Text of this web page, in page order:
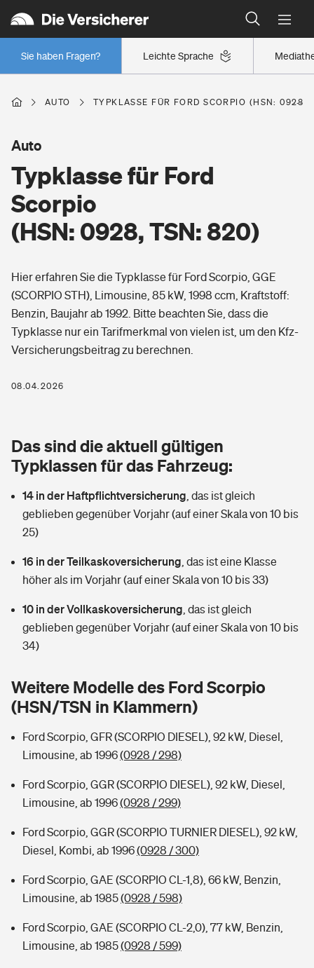
Leichte Sprache
Sie haben Fragen?
Wer versichert was: Jetzt Versicherer finden
Regionalklassen: So ist Ihre Region eingestuft
Wer versichert was: Jetzt Versicherer finden
Berufsunfähigkeitsversicherung
Erwerbsunfähigkeitsversicherung
Arbeitsrechtsschutz
Berufshaftpflichtversicherung
Rentenrechner: Wie viel Geld bekomme ich im Alter?
Wer versichert was: Jetzt Versicherer finden
Sie haben Fragen?
Wohnen
Wohngebäudeversicherung
Hausratversicherung
Elementarversicherung
Photovoltaik
Wärmepumpen versichern
Vermieterrrechtsschutz
Mietkautionsversicherung
Restkreditversicherung
Zur Übersicht
Tools
Wer versichert was: Jetzt Versicherer finden
Sie haben Fragen?
Pri­vate Haft­pflicht­
Rechts­schutz­ver­si­che­rung
Kinderunfall­ver­si­che­rung
Reiseversicherung
Handyversicherung
Musikinstrumentenversicherung
Zur Übersicht
Tools
Kinderunfall-Check: Mehr Sicherheit für deine Kids
Sie haben Fragen?
Gesundheit
Private Krankenversicherung
Tierkrankenversicherung
Zur Übersicht
Sie haben Fragen?
AUTO TYPKLASSE FÜR FORD SCORPIO (HSN: 0928,
Typklasse für Ford
Scorpio
(HSN: 0928, TSN: 820)
Auto
Hier erfahren Sie die Typklasse für Ford Scorpio, GGE
(SCORPIO STH), Limousine, 85 kW, 1998 ccm, Kraftstoff:
Benzin, Baujahr ab 1992. Bitte beachten Sie, dass die
Typklasse nur ein Tarifmerkmal von vielen ist, um den Kfz-
Versicherungsbeitrag zu berechnen.
08.04.2026
Das sind die aktuell gültigen
Typklassen für das Fahrzeug:
14 in der Haftpflichtversicherung das ist gleich
geblieben gegenüber Vorjahr (auf einer Skala von 10 bis
25)
16 in der Teilkaskoversicherung das ist eine Klasse
höher als im Vorjahr (auf einer Skala von 10 bis 33)
10 in der Vollkaskoversicherung das ist gleich
geblieben gegenüber Vorjahr (auf einer Skala von 10 bis
34)
Weitere Modelle des Ford Scorpio
(HSN/TSN in Klammern)
Ford Scorpio, GFR (SCORPIO DIESEL), 92 kW, Diesel,
Limousine, ab 1996(0928 / 298)
Ford Scorpio, GGR (SCORPIO DIESEL), 92 kW, Diesel,
Limousine, ab 1996(0928 / 299)
Ford Scorpio, GGR (SCORPIO TURNIER DIESEL), 92 kW,
Diesel, Kombi, ab 1996(0928 / 300)
Ford Scorpio, GAE (SCORPIO CL-1,8), 66 kW, Benzin,
Limousine, ab 1985(0928 / 598)
Ford Scorpio, GAE (SCORPIO CL-2,0), 77 kW, Benzin,
Limousine, ab 1985(0928 / 599)